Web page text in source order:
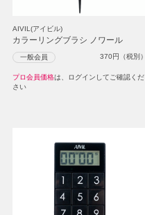
AIVIL(アイビル)
カラーリングブラシ ノワール
一般会員 370円（税別）
プロ会員価格は、ログインしてご確認くだ
さい